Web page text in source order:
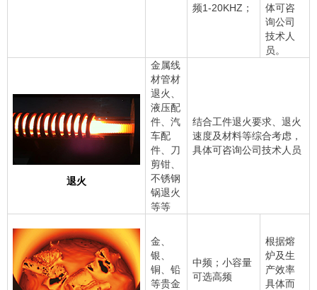
频1-20KHZ；
体可咨
询公司
技术人
员。
退火
金属线
材管材
退火、
液压配
件、汽
车配
件、刀
剪钳、
不锈钢
锅退火
等等
结合工件退火要求、退火
速度及材料等综合考虑，
具体可咨询公司技术人员
金、
银、
铜、铅
等贵金
中频；小容量
可选高频
根据熔
炉及生
产效率
具体而